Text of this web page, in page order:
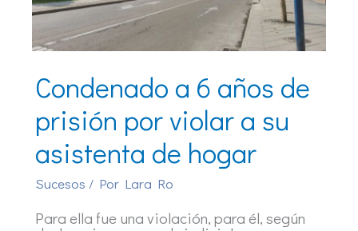
Condenado a 6 años de
prisión por violar a su
asistenta de hogar
Sucesos / Por Lara Ro
Para ella fue una violación, para él, según